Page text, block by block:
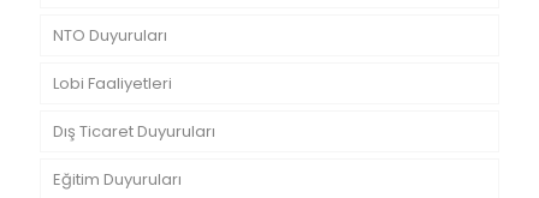
NTO Duyuruları
Lobi Faaliyetleri
Dış Ticaret Duyuruları
Eğitim Duyuruları